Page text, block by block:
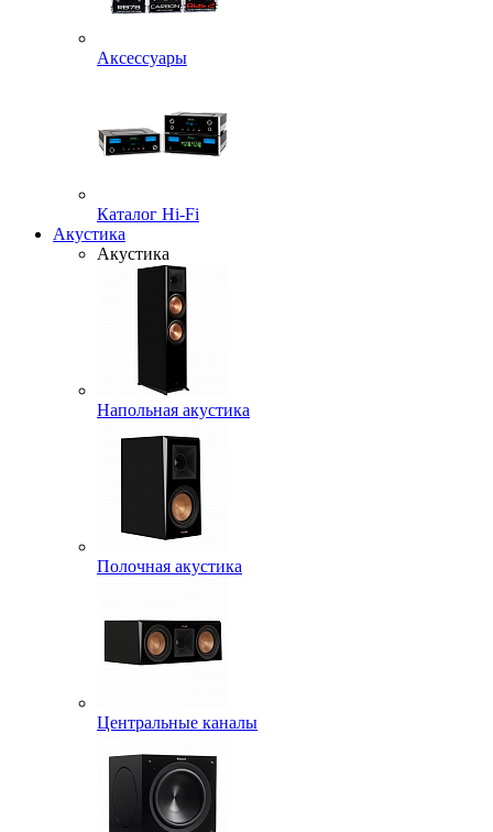
Аксессуары
Каталог Hi-Fi
Акустика
Акустика
Напольная акустика
Полочная акустика
Центральные каналы